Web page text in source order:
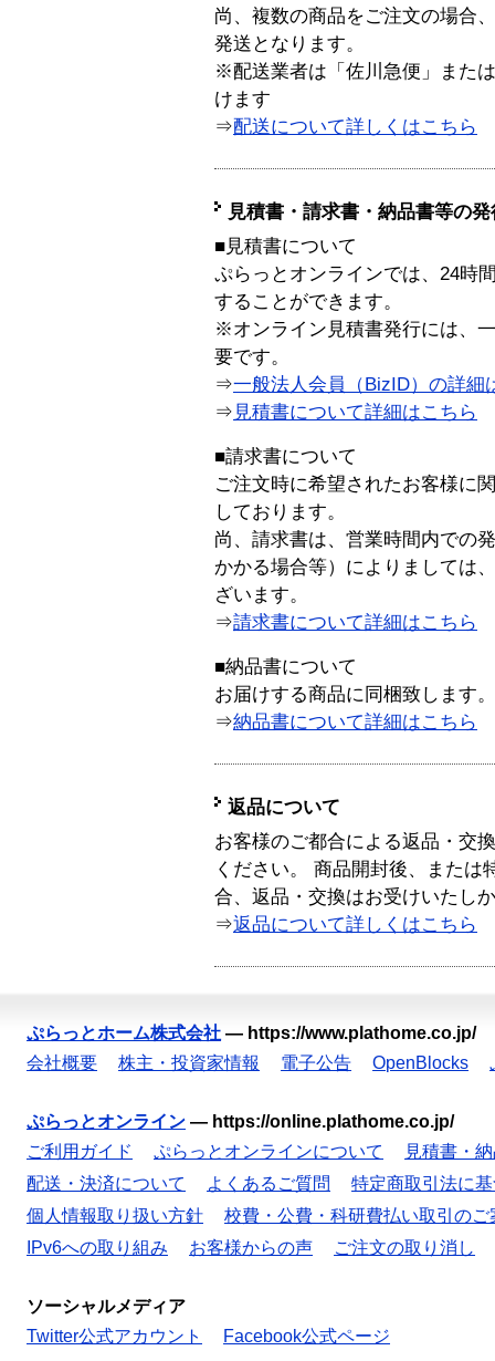
尚、複数の商品をご注文の場合
発送となります。
※配送業者は「佐川急便」また
けます
⇒配送について詳しくはこちら
見積書・請求書・納品書等の
■見積書について
ぷらっとオンラインでは、24時
することができます。
※オンライン見積書発行には、
要です。
⇒一般法人会員（BizID）の詳細
⇒ 見積書について詳細はこちら
■請求書について
ご注文時に希望されたお客様に
しております。
尚、請求書は、営業時間内での
かかる場合等）によりましては
ざいます。
⇒請求書について詳細はこちら
■納品書について
お届けする商品に同梱致します。
⇒納品書について詳細はこちら
返品について
お客様のご都合による返品・交
ください。 商品開封後、または
合、返品・交換はお受けいたし
⇒返品について詳しくはこちら
ぷらっとホーム株式会社 — https://www.plathome.co.jp/
会社概要
株主・投資家情報 電子公告 OpenBlocks
ぷらっとオンライン — https://online.plathome.co.jp/
ご利用ガイド
ぷらっとオンラインについて
見積書・
配送・決済について
よくあるご質問
特定商取引法に
個人情報取り扱い方針
校費・公費・科研費払い取引のご
IPv6への取り組み
お客様からの声 ご注文の取り消し
ソーシャルメディア
Twitter公式アカウント
Facebook公式ページ